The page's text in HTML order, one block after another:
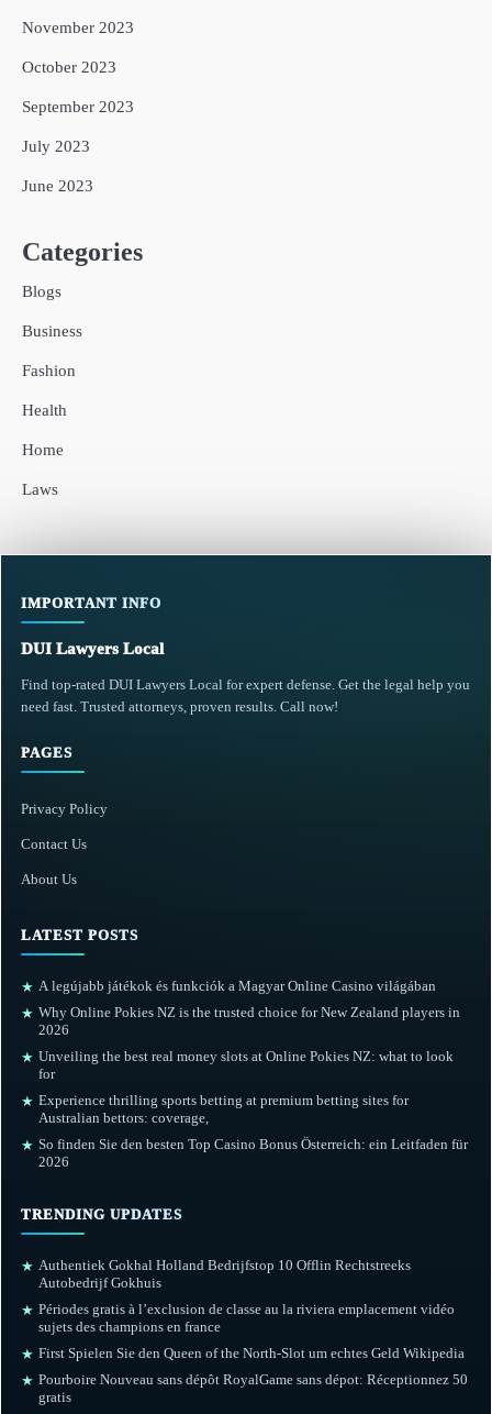
November 2023
October 2023
September 2023
July 2023
June 2023
Categories
Blogs
Business
Fashion
Health
Home
Laws
IMPORTANT INFO
DUI Lawyers Local
Find top-rated DUI Lawyers Local for expert defense. Get the legal help you
need fast. Trusted attorneys, proven results. Call now!
PAGES
Privacy Policy
Contact Us
About Us
LATEST POSTS
★ A legújabb játékok és funkciók a Magyar Online Casino világában
★ Why Online Pokies NZ is the trusted choice for New Zealand players in
2026
★ Unveiling the best real money slots at Online Pokies NZ: what to look
for
★ Experience thrilling sports betting at premium betting sites for
Australian bettors: coverage,
★ So finden Sie den besten Top Casino Bonus Österreich: ein Leitfaden für
2026
TRENDING UPDATES
★ Authentiek Gokhal Holland Bedrijfstop 10 Offlin Rechtstreeks
Autobedrijf Gokhuis
★ Périodes gratis à l’exclusion de classe au la riviera emplacement vidéo
sujets des champions en france
★ First Spielen Sie den Queen of the North-Slot um echtes Geld Wikipedia
★ Pourboire Nouveau sans dépôt RoyalGame sans dépot: Réceptionnez 50
gratis